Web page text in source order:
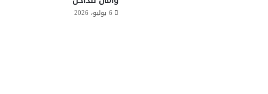
6 يوليو، 2026